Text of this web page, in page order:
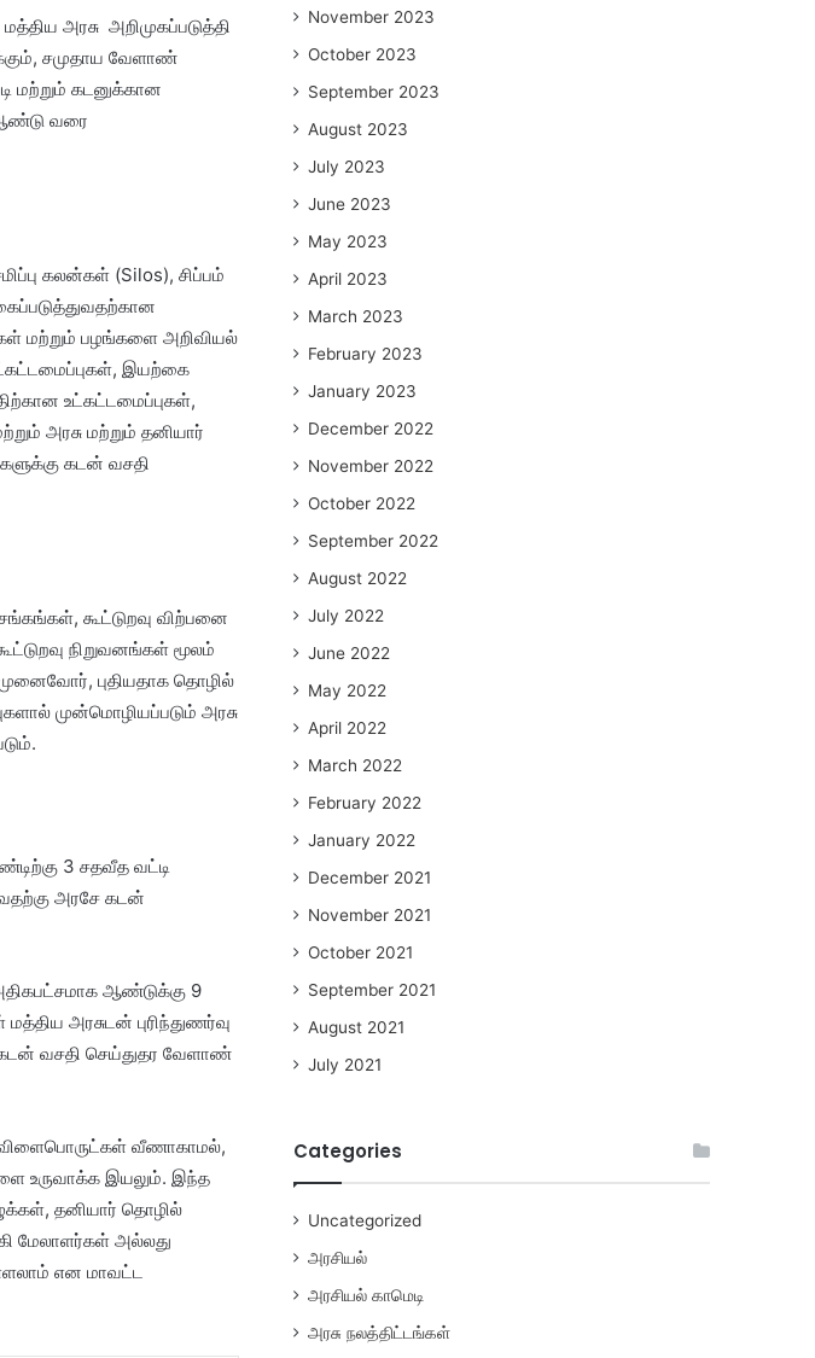
அரசு அறிமுகப்படுத்தி
சமுதாய வேளாண்
மற்றும் கடனுக்கான
ஆண்டு வரை
கலன்கள் (Silos), சிப்பம்
மற்றும் பழங்களை அறிவியல்
இயற்கை
உட்கட்டமைப்புகள்,
அரசு மற்றும் தனியார்
கடன் வசதி
கூட்டுறவு விற்பனை
நிறுவனங்கள் மூலம்
புதியதாக தொழில்
முன்மொழியப்படும் அரசு
3 சதவீத வட்டி
அரசே கடன்
ஆண்டுக்கு 9
அரசுடன் புரிந்துணர்வு
வசதி செய்துதர வேளாண்
வீணாகாமல்,
உருவாக்க இயலும். இந்த
தனியார் தொழில்
மேலாளர்கள் அல்லது
என மாவட்ட
November 2023
October 2023
September 2023
August 2023
July 2023
June 2023
May 2023
April 2023
March 2023
February 2023
January 2023
December 2022
November 2022
October 2022
September 2022
August 2022
July 2022
June 2022
May 2022
April 2022
March 2022
February 2022
January 2022
December 2021
November 2021
October 2021
September 2021
August 2021
July 2021
Categories
Uncategorized
அரசியல்
அரசியல் காமெடி
அரசு நலத்திட்டங்கள்